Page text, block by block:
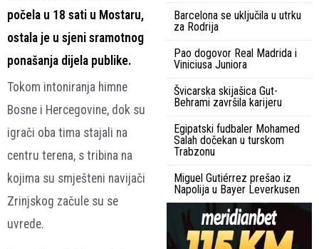
počela u 18 sati u Mostaru,
ostala je u sjeni sramotnog
ponašanja dijela publike.
Tokom intoniranja himne
Bosne i Hercegovine, dok su
igrači oba tima stajali na
centru terena, s tribina na
kojima su smješteni navijači
Zrinjskog začule su se
uvrede.
Barcelona se uključila u utrku
za Rodrija
Pao dogovor Real Madrida i
Viniciusa Juniora
Švicarska skijašica Gut-
Behrami završila karijeru
Egipatski fudbaler Mohamed
Salah dočekan u turskom
Trabzonu
Miguel Gutiérrez prešao iz
Napolija u Bayer Leverkusen